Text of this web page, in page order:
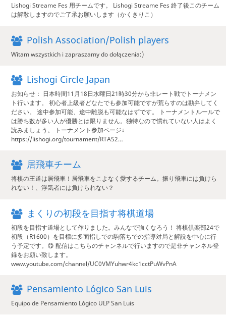
Lishogi Streame Fes 用チームです。 Lishogi Streame Fes 終了後このチーム
は解散しますのでご了承お願いします（かくきりこ）
Polish Association/Polish players
Witam wszystkich i zapraszamy do dołączenia:)
Lishogi Circle Japan
お知らせ： 日本時間11月18日水曜日21時30分から非レート戦でトーナメン
ト行います。 初心者上級者どなたでも参加可能ですが荒らすのは勘弁してく
ださい。 途中参加可能、途中離脱も可能なはずです。 トーナメントルールで
は勝ち数が多い人が優勝とは限りません。独特なので慣れていない人はよく
読みましょう。 トーナメント参加ページ↓
https://lishogi.org/tournament/RTA52…
居飛車チーム
将棋の王道は居飛車！居飛車をこよなく愛するチーム。振り飛車には負けら
れない！、浮気者には負けられない？
まくりの初段を目指す将棋道場
初段を目指す道場として作りました。みんなで強くなろう！ 将棋倶楽部24で
初段（R1600）を目標に多面指しでの駒落ちでの指導対局と解説を中心に行
う予定です。😋 配信はこちらのチャンネルで行いますので是非チャンネル登
録をお願い致します。
www.youtube.com/channel/UC0VMYuhwr4kc1cctPuWvPnA
Pensamiento Lógico San Luis
Equipo de Pensamiento Lógico ULP San Luis